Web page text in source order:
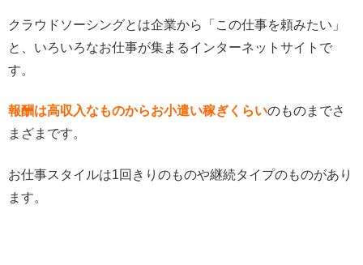
クラウドソーシングとは企業から「この仕事を頼みたい」
と、いろいろなお仕事が集まるインターネットサイトで
す。
報酬は高収入なものからお小遣い稼ぎくらいのものまでさ
まざまです。
お仕事スタイルは1回きりのものや継続タイプのものがあり
ます。